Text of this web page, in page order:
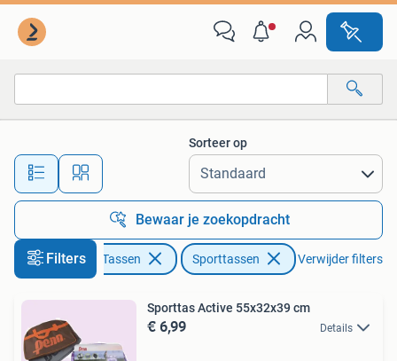
Alle afstanden…
Sorteer op
Bewaar je zoekopdracht
Filters
Sieraden en Tassen Sporttassen Verwijder filters
Sporttas Active 55x32x39 cm
€ 6,99 Details